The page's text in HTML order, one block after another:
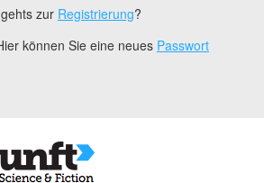
zur Registrierung?
können Sie eine neues Passwort